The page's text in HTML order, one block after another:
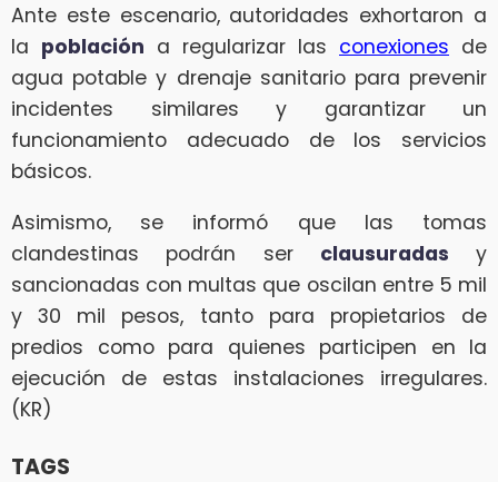
Ante este escenario, autoridades exhortaron a
la población a regularizar las conexiones de
agua potable y drenaje sanitario para prevenir
incidentes similares y garantizar un
funcionamiento adecuado de los servicios
básicos.
Asimismo, se informó que las tomas
clandestinas podrán ser clausuradas y
sancionadas con multas que oscilan entre 5 mil
y 30 mil pesos, tanto para propietarios de
predios como para quienes participen en la
ejecución de estas instalaciones irregulares.
(KR)
TAGS